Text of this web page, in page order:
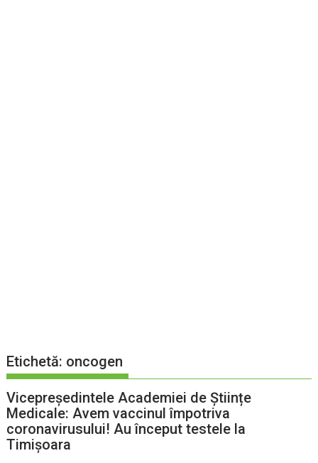
Etichetă: oncogen
Vicepreședintele Academiei de Științe
Medicale: Avem vaccinul împotriva
coronavirusului! Au început testele la
Timișoara